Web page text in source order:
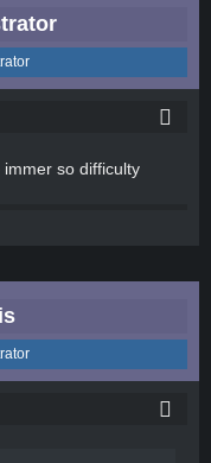
so difficulty